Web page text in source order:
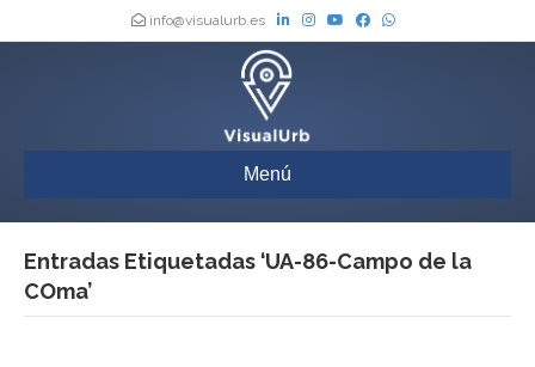
info@visualurb.es
Menú
Entradas Etiquetadas ‘UA-86-Campo de la
COma’